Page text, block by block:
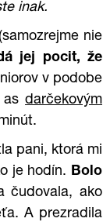
inak.
nie
jej pocit, že
v podobe
asdarčekovým
pani, ktorá mi
je hodín. Bolo
čudovala, ako
A prezradila